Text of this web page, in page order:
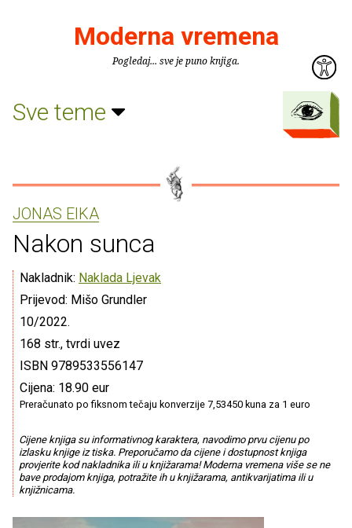
Moderna vremena
Pogledaj... sve je puno knjiga.
Sve teme
JONAS EIKA
Nakon sunca
Nakladnik: Naklada Ljevak
Prijevod: Mišo Grundler
10/2022.
168 str., tvrdi uvez
ISBN 9789533556147
Cijena: 18.90 eur
Preračunato po fiksnom tečaju konverzije 7,53450 kuna za 1 euro
Cijene knjiga su informativnog karaktera, navodimo prvu cijenu po
izlasku knjige iz tiska. Preporučamo da cijene i dostupnost knjiga
provjerite kod nakladnika ili u knjižarama! Moderna vremena više se ne
bave prodajom knjiga, potražite ih u knjižarama, antikvarijatima ili u
knjižnicama.